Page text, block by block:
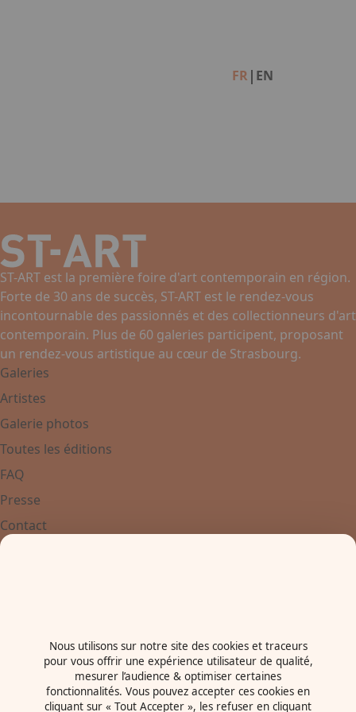
FR | EN
ST-ART est la première foire d'art contemporain en région.
Forte de 30 ans de succès, ST-ART est le rendez-vous
incontournable des passionnés et des collectionneurs d'art
contemporain. Plus de 60 galeries participent, proposant
un rendez-vous artistique au cœur de Strasbourg.
Galeries
Artistes
Galerie photos
Toutes les éditions
FAQ
Presse
Contact
Contactez-nous
France
Newsletter
Nous utilisons sur notre site des cookies et traceurs
pour vous offrir une expérience utilisateur de qualité,
mesurer l’audience & optimiser certaines
fonctionnalités. Vous pouvez accepter ces cookies en
cliquant sur « Tout Accepter », les refuser en cliquant